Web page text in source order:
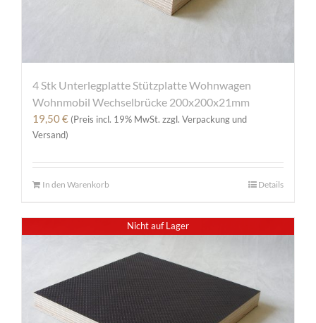
4 Stk Unterlegplatte Stützplatte Wohnwagen
Wohnmobil Wechselbrücke 200x200x21mm
19,50€ (Preis incl. 19% MwSt. zzgl. Verpackung und
Versand)
In den Warenkorb Details
Nicht auf Lager